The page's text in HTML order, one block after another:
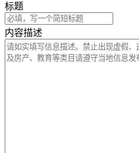
标题
内容描述